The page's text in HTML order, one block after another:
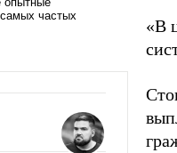
«В